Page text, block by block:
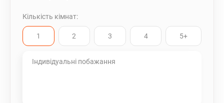
Кількість кімнат:
1 2 3 4 5+